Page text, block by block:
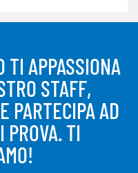
TI APPASSIONA
STAFF,
PARTECIPA AD
PROVA. TI